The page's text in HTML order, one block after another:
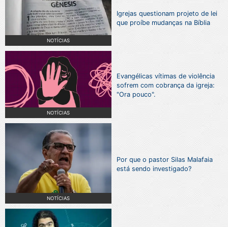
NOTÍCIAS
Igrejas questionam projeto de lei
que proíbe mudanças na Bíblia
NOTÍCIAS
Evangélicas vítimas de violência
sofrem com cobrança da igreja:
"Ora pouco".
NOTÍCIAS
Por que o pastor Silas Malafaia
está sendo investigado?